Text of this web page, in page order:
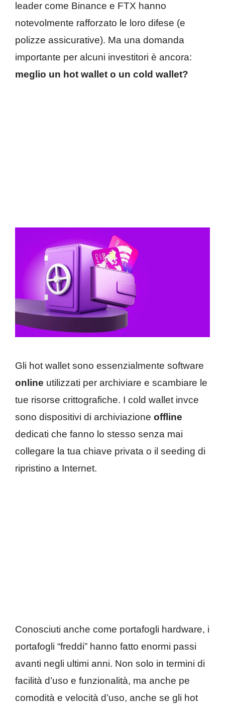
leader come Binance e FTX hanno
notevolmente rafforzato le loro difese (e
polizze assicurative). Ma una domanda
importante per alcuni investitori è ancora:
meglio un hot wallet o un cold wallet?
Gli hot wallet sono essenzialmente software
online utilizzati per archiviare e scambiare le
tue risorse crittografiche. I cold wallet invce
sono dispositivi di archiviazione offline
dedicati che fanno lo stesso senza mai
collegare la tua chiave privata o il seeding di
ripristino a Internet.
Conosciuti anche come portafogli hardware, i
portafogli “freddi” hanno fatto enormi passi
avanti negli ultimi anni. Non solo in termini di
facilità d’uso e funzionalità, ma anche pe
comodità e velocità d’uso, anche se gli hot